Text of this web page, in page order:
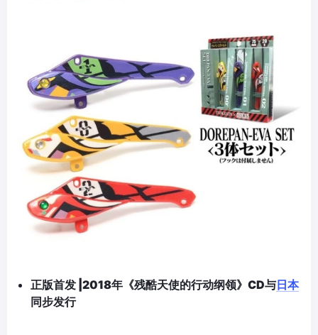
正版首发 | 2018年《残酷天使的行动纲领》CD与日本
同步发行